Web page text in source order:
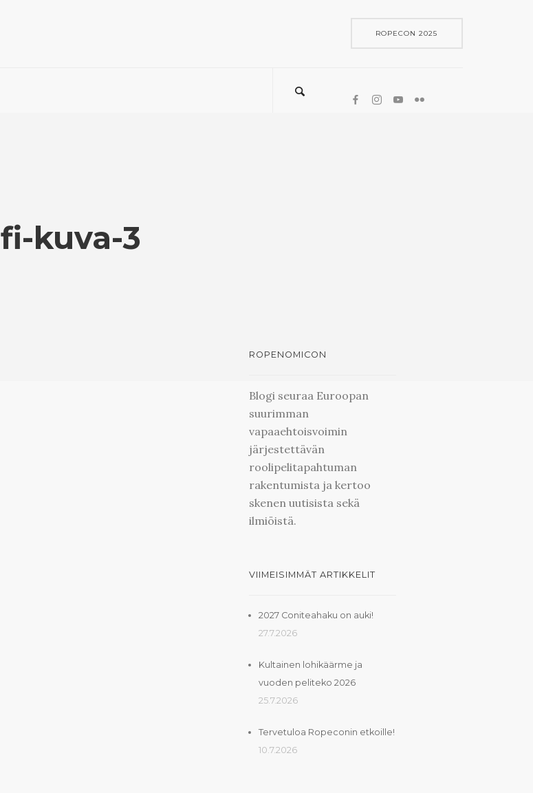
ROPECON 2025
fi-kuva-3
ROPENOMICON
Blogi seuraa Euroopan
suurimman
vapaaehtoisvoimin
järjestettävän
roolipelitapahtuman
rakentumista ja kertoo
skenen uutisista sekä
ilmiöistä.
VIIMEISIMMÄT ARTIKKELIT
2027 Coniteahaku on auki!
27.7.2026
Kultainen lohikäärme ja
vuoden peliteko 2026
25.7.2026
Tervetuloa Ropeconin etkoille!
10.7.2026